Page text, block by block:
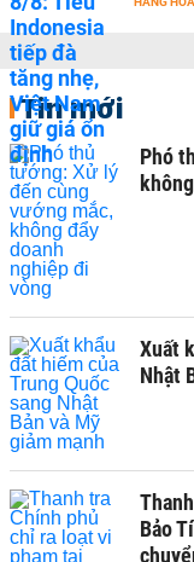
Tin mới
Phó
Xuất
Nhật
Bảo